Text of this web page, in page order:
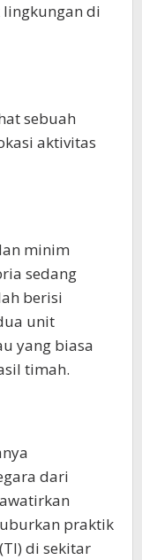
di
sebuah
aktivitas
minim
sedang
berisi
unit
yang biasa
timah.
dari
praktik
di sekitar